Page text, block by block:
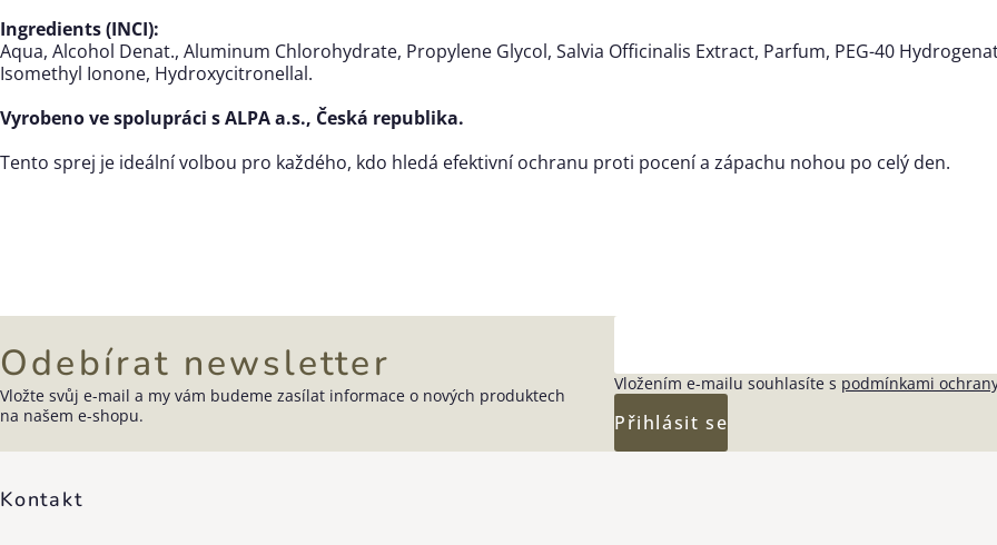
Ingredients (INCI):
Aqua, Alcohol Denat., Aluminum Chlorohydrate, Propylene Glycol, Salvia Officinalis Extract, Parfum, PEG-40
Isomethyl Ionone, Hydroxycitronellal.
Vyrobeno ve spolupráci s ALPA a.s., Česká republika.
Tento sprej je ideální volbou pro každého, kdo hledá efektivní ochranu proti pocení a zápachu nohou po celý den.
Zápatí
Kontakt
Odebírat newsletter
Vložte svůj e-mail a my vám budeme zasílat informace o nových produktech
na našem e-shopu.
Vložením e-mailu souhlasíte s podmínkami
Přihlásit se